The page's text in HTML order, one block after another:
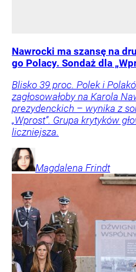
Nawrocki ma szansę na
go Polacy. Sondaż dla
Blisko 39 proc. Polek i
zagłosowałoby na Karola
prezydenckich – wynika z
„Wprost”. Grupa krytyków
liczniejsza.
Magdalena Frindt